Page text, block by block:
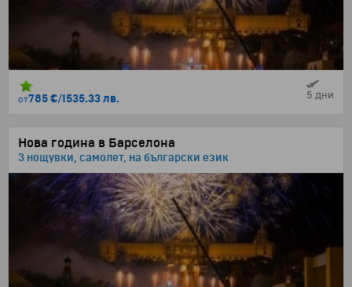
от785 €/1535.33 лв. 5 дни
Нова година в Барселона
3 нощувки, самолет, на български език